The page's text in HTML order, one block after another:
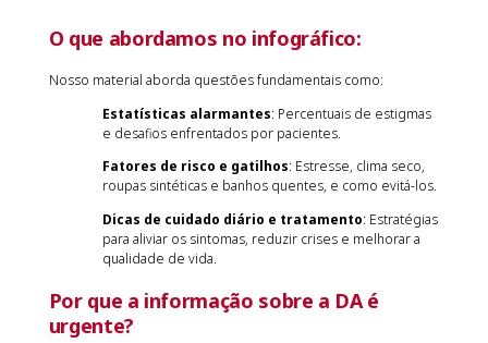
O que abordamos no infográfico:
Nosso material aborda questões fundamentais como:
Estatísticas alarmantes: Percentuais de estigmas
e desafios enfrentados por pacientes.
Fatores de risco e gatilhos: Estresse, clima seco,
roupas sintéticas e banhos quentes, e como evitá-los.
Dicas de cuidado diário e tratamento: Estratégias
para aliviar os sintomas, reduzir crises e melhorar a
qualidade de vida.
Por que a informação sobre a DA é
urgente?